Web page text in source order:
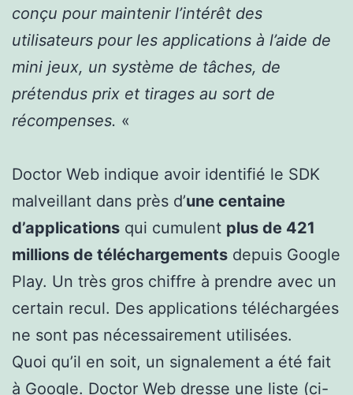
conçu pour maintenir l’intérêt des
utilisateurs pour les applications à l’aide de
mini jeux, un système de tâches, de
prétendus prix et tirages au sort de
récompenses. «
Doctor Web indique avoir identifié le SDK
malveillant dans près d’une centaine
d’applications qui cumulent plus de 421
millions de téléchargements depuis Google
Play. Un très gros chiffre à prendre avec un
certain recul. Des applications téléchargées
ne sont pas nécessairement utilisées.
Quoi qu’il en soit, un signalement a été fait
à Google. Doctor Web dresse une liste (ci-